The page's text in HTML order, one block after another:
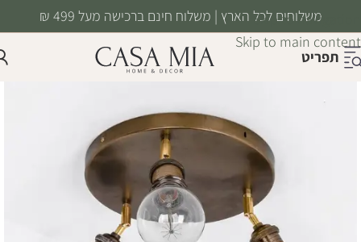
Skip to navigation
Skip to main content
משלוחים לכל הארץ | משלוח חינם ברכישה מעל 499 ₪
תפריט